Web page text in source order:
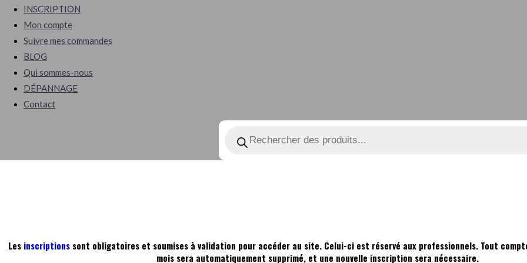
INSCRIPTION
Mon compte
Suivre mes commandes
BLOG
Qui sommes-nous
DÉPANNAGE
Contact
Les inscriptions sont obligatoires et soumises à validation pour accéder au site. Celui-ci est réservé aux professionnels. Tout
mois sera automatiquement supprimé, et une nouvelle inscription sera nécessaire.